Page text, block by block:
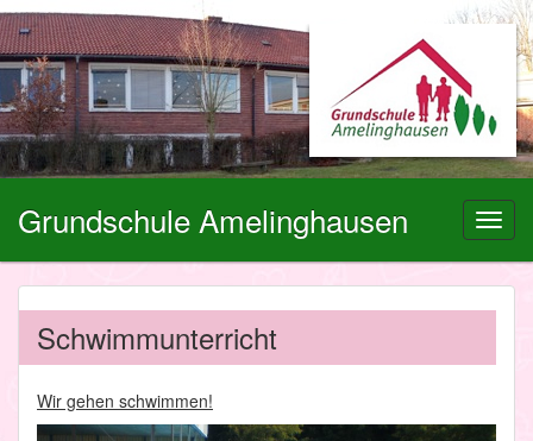
Grundschule Amelinghausen
Schwimmunterricht
Wir gehen schwimmen!